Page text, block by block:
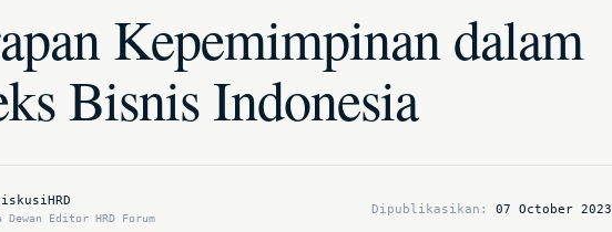
Kepemimpinan dalam
Bisnis Indonesia
Editor HRD Forum
Dipublikasikan: 07 October 2023